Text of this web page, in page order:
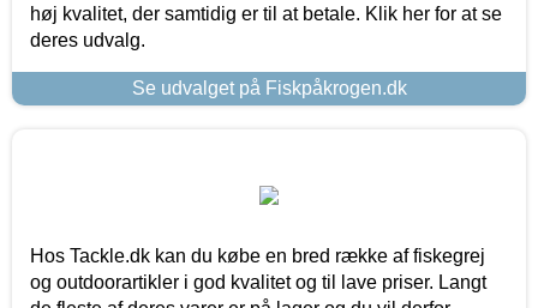
høj kvalitet, der samtidig er til at betale. Klik her for at se
deres udvalg.
Se udvalget på Fiskpåkrogen.dk
Hos Tackle.dk kan du købe en bred række af fiskegrej
og outdoorartikler i god kvalitet og til lave priser. Langt